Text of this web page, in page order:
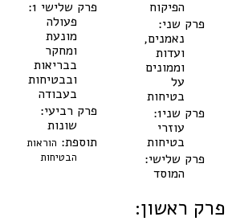
הפיקוח
פרק שני:
נאמנים,
ועדות
וממונים
על
בטיחות
פרק שני1:
עוזרי
בטיחות
פרק שלישי:
המוסד
פרק שלישי 1:
פעולה
מונעת
ומחקר
בבריאות
ובבטיחות
בעבודה
פרק רביעי:
שונות
תוספת: הוראות
הבטיחות
פרק ראשון: